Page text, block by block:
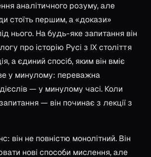
аналітичного розуму, але
стоїть першим, а «докази»
нього. На будь-яке запитання він
про історію Русі з IX століття
а єдиний спосіб, яким він вміє
у минулому: переважна
— у минулому часі. Коли
— він починає з лекції з
він не повністю монолітний. Він
нові способи мислення, але